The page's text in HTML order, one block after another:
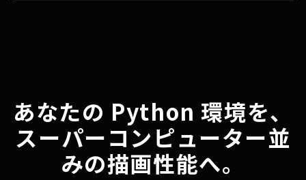
あなたの Python 環境を、
スーパーコンピューター並
みの描画性能へ。